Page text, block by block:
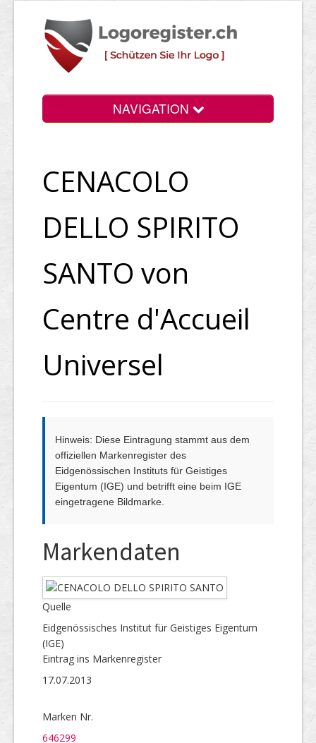
NAVIGATION
Login
Preise
Rechtliche Infos
CENACOLO
DELLO SPIRITO
SANTO von
Centre d'Accueil
Universel
Hinweis: Diese Eintragung stammt aus dem
offiziellen Markenregister des
Eidgenössischen Instituts für Geistiges
Eigentum (IGE) und betrifft eine beim IGE
eingetragene Bildmarke.
Markendaten
Quelle
Eidgenössisches Institut für Geistiges Eigentum
(IGE)
Eintrag ins Markenregister
17.07.2013
Marken Nr.
646299